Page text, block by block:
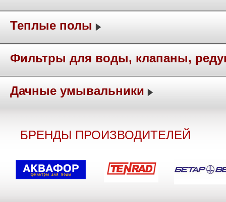
Теплые полы
Фильтры для воды, клапаны,
Дачные умывальники
БРЕНДЫ ПРОИЗВОДИТЕЛЕЙ